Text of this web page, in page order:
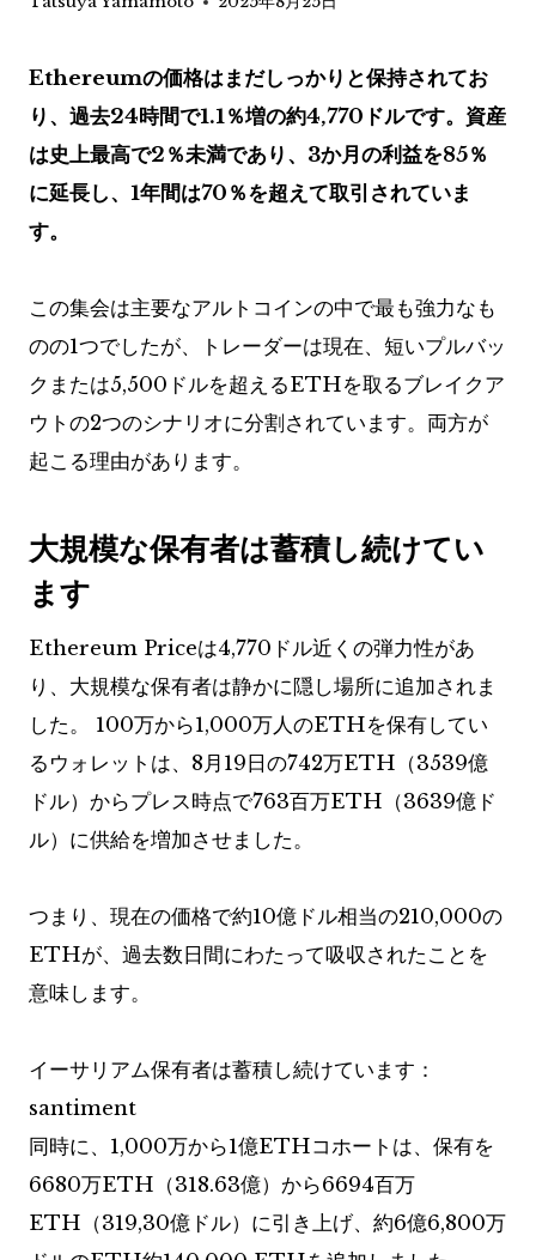
Ethereumの価格はまだしっかりと保持されてお
り、過去24時間で1.1％増の約4,770ドルです。資産
は史上最高で2％未満であり、3か月の利益を85％
に延長し、1年間は70％を超えて取引されていま
す。
この集会は主要なアルトコインの中で最も強力なも
のの1つでしたが、トレーダーは現在、短いプルバッ
クまたは5,500ドルを超えるETHを取るブレイクア
ウトの2つのシナリオに分割されています。両方が
起こる理由があります。
大規模な保有者は蓄積し続けてい
ます
Ethereum Priceは4,770ドル近くの弾力性があ
り、大規模な保有者は静かに隠し場所に追加されま
した。 100万から1,000万人のETHを保有してい
るウォレットは、8月19日の742万ETH（3539億
ドル）からプレス時点で763百万ETH（3639億ド
ル）に供給を増加させました。
つまり、現在の価格で約10億ドル相当の210,000の
ETHが、過去数日間にわたって吸収されたことを
意味します。
イーサリアム保有者は蓄積し続けています：
santiment
同時に、1,000万から1億ETHコホートは、保有を
6680万ETH（318.63億）から6694百万
ETH（319,30億ドル）に引き上げ、約6億6,800万